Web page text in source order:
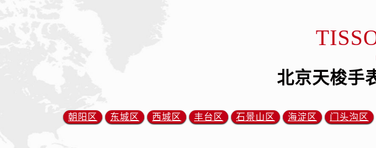
北京天梭手
朝阳区 东城区 西城区 丰台区 石景山区 海淀区 门头沟区